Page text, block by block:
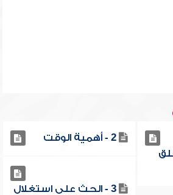
2 - أهمية الوقت
3 - الحث على استغلال